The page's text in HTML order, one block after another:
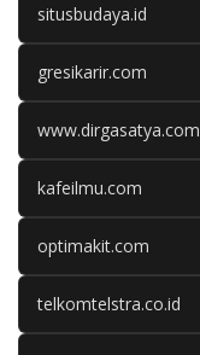
situsbudaya.id
gresikarir.com
www.dirgasatya.com
kafeilmu.com
optimakit.com
telkomtelstra.co.id